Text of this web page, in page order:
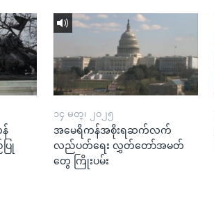
ြု
၁၄ မတ္၊ ၂၀၂၅
အမေရိကန်အစိုးရဆက်လက်
လည်ပတ်ရေး လွှတ်တော်အမတ်
တွေ ကြိုးပမ်း